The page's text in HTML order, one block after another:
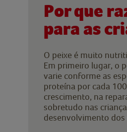
Por que
para as
O peixe é muito
Em primeiro lugar, o
varie conforme as
proteína por cada
crescimento, na
sobretudo nas
desenvolvimento dos